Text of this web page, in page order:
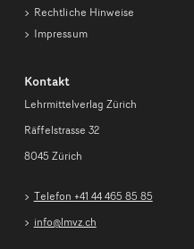
Rechtliche Hinweise
Impressum
Kontakt
Lehrmittelverlag Zürich
Räffelstrasse 32
8045 Zürich
Telefon +41 44 465 85 85
info@lmvz.ch